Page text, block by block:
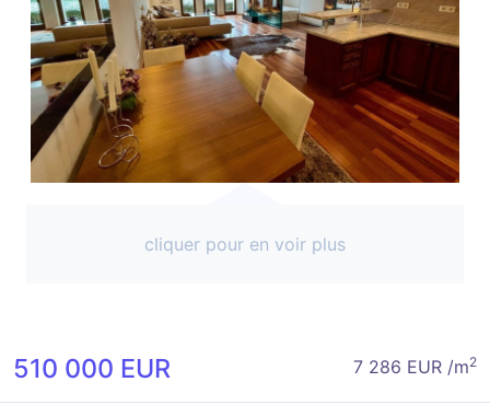
cliquer pour en voir plus
510 000 EUR 7 286 EUR /m2